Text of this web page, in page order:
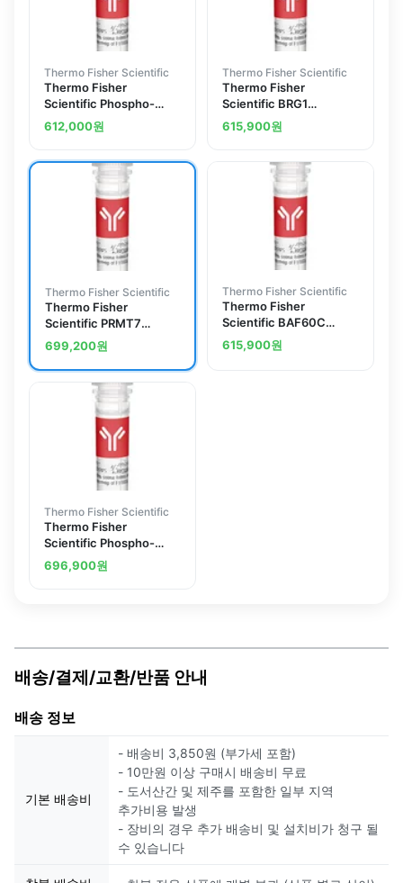
Thermo Fisher Scientific
Thermo Fisher
Scientific Phospho-
Histone H3 (Ser28)
Polyclonal Antibody
612,000원
Thermo Fisher Scientific
Thermo Fisher
Scientific BRG1
Polyclonal Antibody
615,900원
Thermo Fisher Scientific
Thermo Fisher
Scientific PRMT7
Polyclonal Antibody
699,200원
Thermo Fisher Scientific
Thermo Fisher
Scientific BAF60C
Polyclonal Antibody
615,900원
Thermo Fisher Scientific
Thermo Fisher
Scientific Phospho-
Cyclin E (Ser88)
Polyclonal Antibody
696,900원
배송/결제/교환/반품 안내
배송 정보
기본 배송비
- 배송비 3,850원 (부가세 포함)
- 10만원 이상 구매시 배송비 무료
- 도서산간 및 제주를 포함한 일부 지역
추가비용 발생
- 장비의 경우 추가 배송비 및 설치비가 청구 될
수 있습니다